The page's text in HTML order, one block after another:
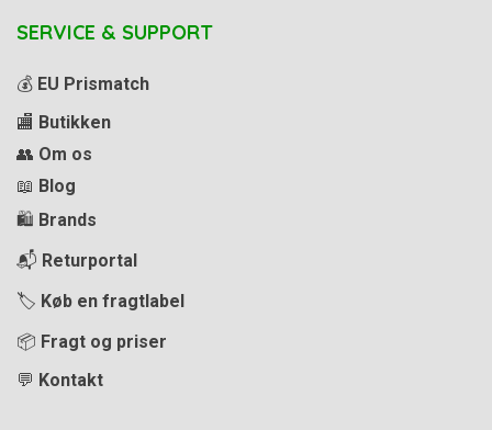
SERVICE & SUPPORT
💰 EU Prismatch
🏬 Butikken
👥 Om os
📖 Blog
🛍️ Brands
📬 Returportal
🏷️ Køb en fragtlabel
📦 Fragt og priser
💬 Kontakt